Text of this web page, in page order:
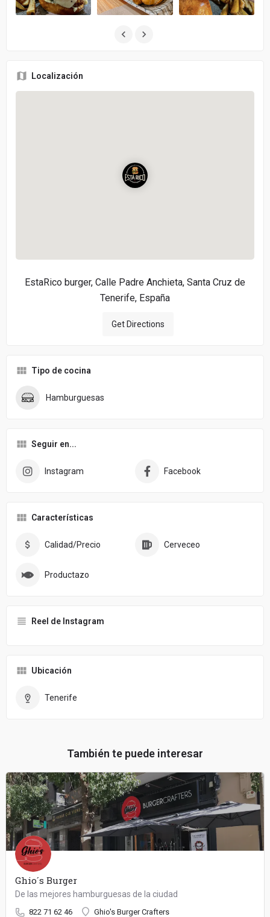
Localización
EstaRico burger, Calle Padre Anchieta, Santa Cruz de
Tenerife, España
Get Directions
Tipo de cocina
Hamburguesas
Seguir en...
Instagram Facebook
Características
Calidad/Precio Cerveceo
Productazo
Reel de Instagram
Ubicación
Tenerife
También te puede interesar
Ghio´s Burger
De las mejores hamburguesas de la ciudad
822 71 62 46 Ghio's Burger Crafters